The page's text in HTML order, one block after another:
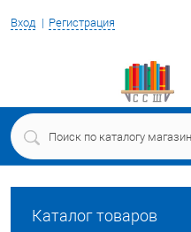
Вход Регистрация
Каталог товаров